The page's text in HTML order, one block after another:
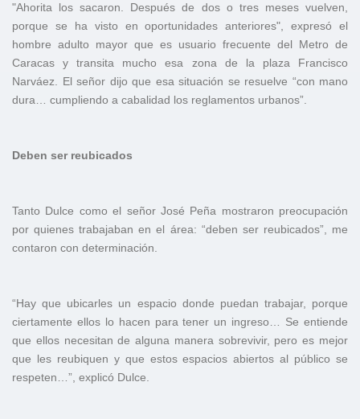
"Ahorita los sacaron. Después de dos o tres meses vuelven,
porque se ha visto en oportunidades anteriores", expresó el
hombre adulto mayor que es usuario frecuente del Metro de
Caracas y transita mucho esa zona de la plaza Francisco
Narváez. El señor dijo que esa situación se resuelve “con mano
dura… cumpliendo a cabalidad los reglamentos urbanos”.
Deben ser reubicados
Tanto Dulce como el señor José Peña mostraron preocupación
por quienes trabajaban en el área: “deben ser reubicados”, me
contaron con determinación.
“Hay que ubicarles un espacio donde puedan trabajar, porque
ciertamente ellos lo hacen para tener un ingreso… Se entiende
que ellos necesitan de alguna manera sobrevivir, pero es mejor
que les reubiquen y que estos espacios abiertos al público se
respeten…”, explicó Dulce.